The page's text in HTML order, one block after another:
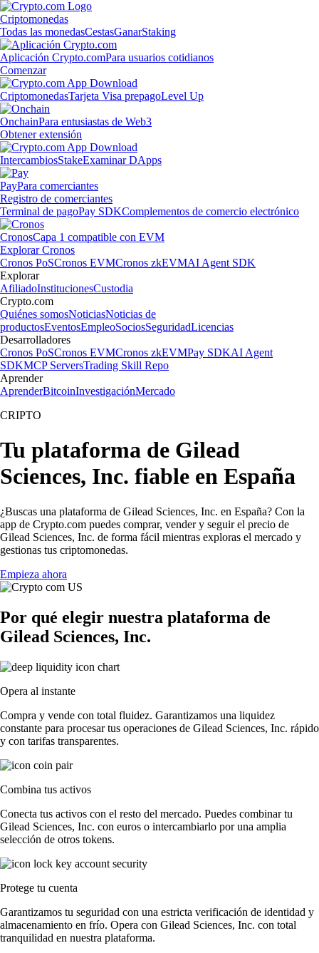
Criptomonedas
Todas las monedasCestasGanarStaking
Aplicación Crypto.comPara usuarios cotidianos
Comenzar
CriptomonedasTarjeta Visa prepagoLevel Up
OnchainPara entusiastas de Web3
Obtener extensión
IntercambiosStakeExaminar DApps
PayPara comerciantes
Registro de comerciantes
Terminal de pagoPay SDKComplementos de comercio electrónico
CronosCapa 1 compatible con EVM
Explorar Cronos
Cronos PoSCronos EVMCronos zkEVMAI Agent SDK
Explorar
AfiliadoInstitucionesCustodia
Crypto.com
Quiénes somosNoticiasNoticias de
productosEventosEmpleoSociosSeguridadLicencias
Desarrolladores
Cronos PoSCronos EVMCronos zkEVMPay SDKAI Agent
SDKMCP ServersTrading Skill Repo
Aprender
AprenderBitcoinInvestigaciónMercado
CRIPTO
Tu plataforma de Gilead
Sciences, Inc. fiable en España
¿Buscas una plataforma de Gilead Sciences, Inc. en España? Con la
app de Crypto.com puedes comprar, vender y seguir el precio de
Gilead Sciences, Inc. de forma fácil mientras exploras el mercado y
gestionas tus criptomonedas.
Empieza ahora
Por qué elegir nuestra plataforma de
Gilead Sciences, Inc.
Opera al instante
Compra y vende con total fluidez. Garantizamos una liquidez
constante para procesar tus operaciones de Gilead Sciences, Inc. rápido
y con tarifas transparentes.
Combina tus activos
Conecta tus activos con el resto del mercado. Puedes combinar tu
Gilead Sciences, Inc. con euros o intercambiarlo por una amplia
selección de otros tokens.
Protege tu cuenta
Garantizamos tu seguridad con una estricta verificación de identidad y
almacenamiento en frío. Opera con Gilead Sciences, Inc. con total
tranquilidad en nuestra plataforma.